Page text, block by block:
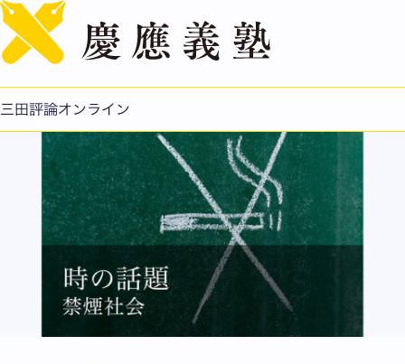
三田評論オンライン
To be, or not to be, is that the question?──衣食住